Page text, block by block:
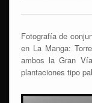
Fotografía de
en La Manga:
ambos la Gran
plantaciones tipo